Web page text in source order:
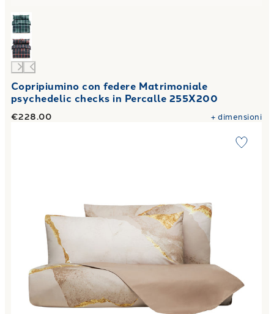
Copripiumino con federe Matrimoniale
psychedelic checks in Percalle 255X200
€228.00 +dimensioni